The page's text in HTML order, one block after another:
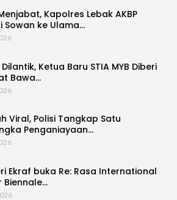
Kapolres Lebak AKBP
Sowan ke Ulama…
Ketua Baru STIA MYB Diberi
Bawa…
Viral, Polisi Tangkap Satu
Penganiayaan…
Ekraf buka Re: Rasa International
Biennale…